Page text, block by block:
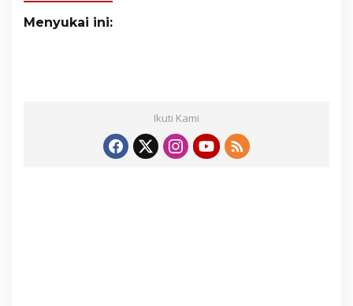
Menyukai ini:
Ikuti Kami